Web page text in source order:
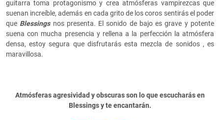
guitarra toma protagonismo y crea atmósferas vampirezcas que
suenan increíble, además en cada grito de los coros sentirás el poder
que Blessingsnos presenta. El sonido de bajo es grave y potente
suena con mucha presencia y rellena a la perfección la atmósfera
densa, estoy segura que disfrutarás esta mezcla de sonidos , es
maravillosa.
Atmósferas agresividad y obscuras son lo que escucharás en
Blessings y te encantarán.